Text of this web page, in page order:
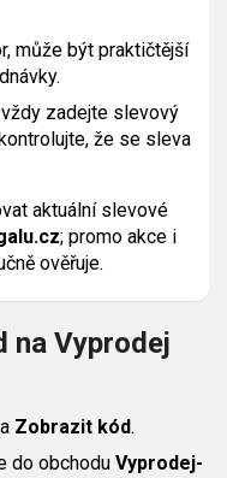
může být praktičtější
zadejte slevový
že se sleva
aktuální slevové
; promo akce i
ověřuje.
na Vyprodej
Zobrazit kód.
do obchodu Vyprodej-